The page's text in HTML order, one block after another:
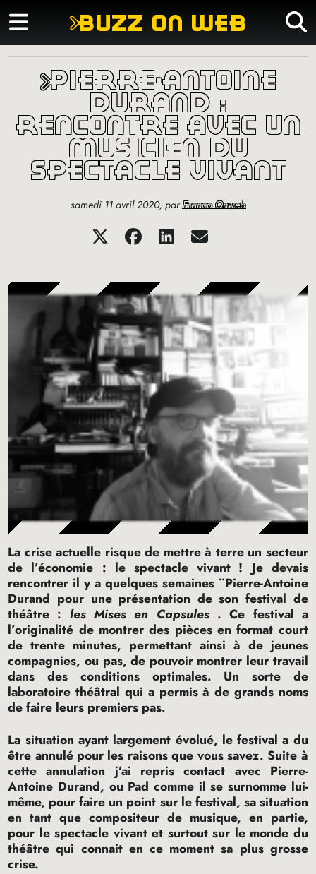
buzz on web
pierre-antoine
durand :
rencontre avec un
musicien du
spectacle vivant
samedi 11 avril 2020, parFranco Onweb
La crise actuelle risque de mettre à terre un secteur
de l’économie : le spectacle vivant ! Je devais
rencontrer il y a quelques semaines ¨Pierre-Antoine
Durand pour une présentation de son festival de
théâtre : les Mises en Capsules . Ce festival a
l’originalité de montrer des pièces en format court
de trente minutes, permettant ainsi à de jeunes
compagnies, ou pas, de pouvoir montrer leur travail
dans des conditions optimales. Un sorte de
laboratoire théâtral qui a permis à de grands noms
de faire leurs premiers pas.
La situation ayant largement évolué, le festival a du
être annulé pour les raisons que vous savez. Suite à
cette annulation j’ai repris contact avec Pierre-
Antoine Durand, ou Pad comme il se surnomme lui-
même, pour faire un point sur le festival, sa situation
en tant que compositeur de musique, en partie,
pour le spectacle vivant et surtout sur le monde du
théâtre qui connait en ce moment sa plus grosse
crise.